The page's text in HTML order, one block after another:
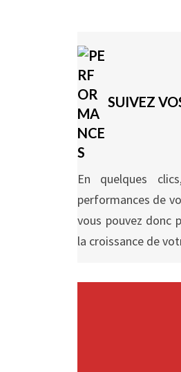
SUIVEZ
En quelques
performances de
vous pouvez donc
la croissance de